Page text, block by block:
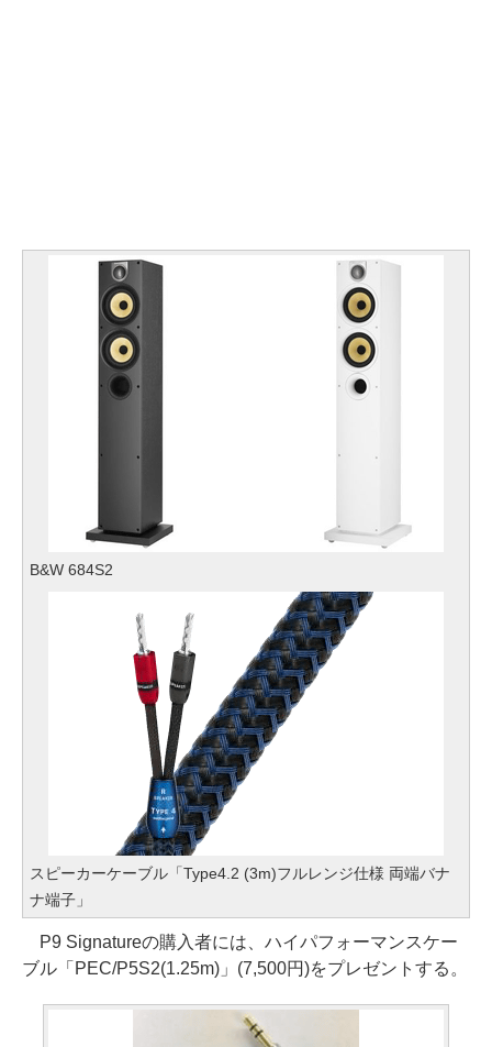
B&W 684S2
スピーカーケーブル「Type4.2 (3m)フルレンジ仕様 両端バナ
ナ端子」
P9 Signatureの購入者には、ハイパフォーマンスケー
ブル「PEC/P5S2(1.25m)」(7,500円)をプレゼントする。